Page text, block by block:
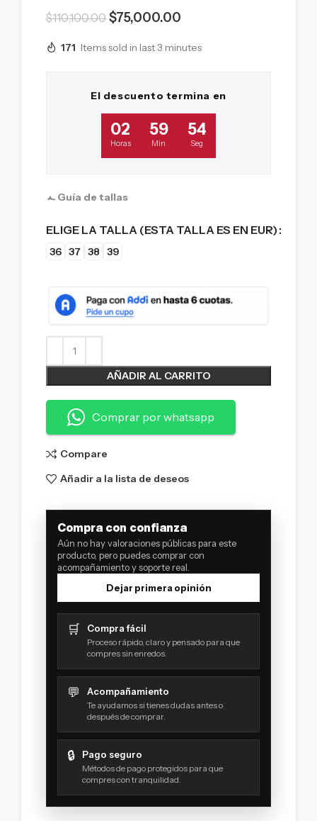
$110,100.00 $75,000.00
171 Items sold in last 3 minutes
El descuento termina en
02
Horas
59
Min
53
Seg
Guía de tallas
ELIGE LA TALLA (ESTA TALLA ES EN EUR)
36 37 38 39
AÑADIR AL CARRITO
Comprar por whatsapp
Compare
Añadir a la lista de deseos
Compra con confianza
Aún no hay valoraciones públicas para este
producto, pero puedes comprar con
acompañamiento y soporte real.
Dejar primera opinión
🛒 Compra fácil
Proceso rápido, claro y pensado para que
compres sin enredos.
💬 Acompañamiento
Te ayudamos si tienes dudas antes o
después de comprar.
🔒 Pago seguro
Métodos de pago protegidos para que
compres con tranquilidad.